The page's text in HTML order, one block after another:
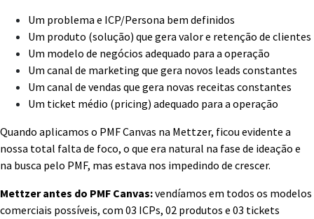
Um problema e ICP/Persona bem definidos
Um produto (solução) que gera valor e retenção de clientes
Um modelo de negócios adequado para a operação
Um canal de marketing que gera novos leads constantes
Um canal de vendas que gera novas receitas constantes
Um ticket médio (pricing) adequado para a operação
Quando aplicamos o PMF Canvas na Mettzer, ficou evidente a
nossa total falta de foco, o que era natural na fase de ideação e
na busca pelo PMF, mas estava nos impedindo de crescer.
Mettzer antes do PMF Canvas:vendíamos em todos os modelos
comerciais possíveis, com 03 ICPs, 02 produtos e 03 tickets